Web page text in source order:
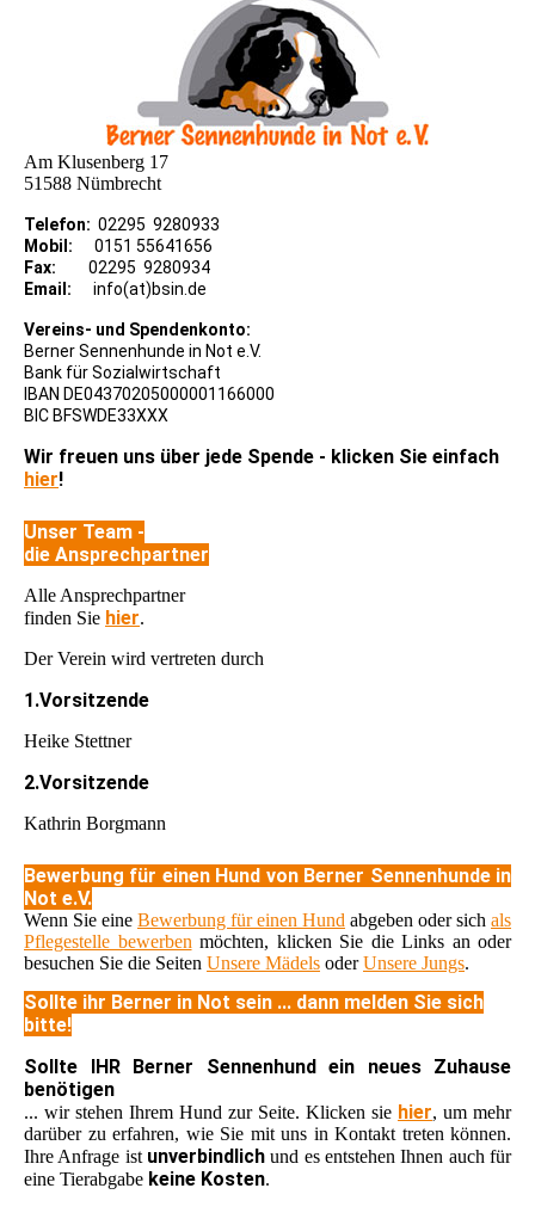
Am Klusenberg 17
51588 Nümbrecht
Telefon: 02295 9280933
Mobil: 0151 55641656
Fax:
02295 9280934
Email: info(at)bsin.de
Vereins- und Spendenkonto:
Berner Sennenhunde in Not e.V.
Bank für Sozialwirtschaft
IBAN DE04370205000001166000
BIC BFSWDE33XXX
Wir freuen uns über jede Spende - klicken Sie einfach
hier!
Unser Team -
die Ansprechpartner
Alle Ansprechpartner
finden Sie hier.
Der Verein wird vertreten durch
1.Vorsitzende
Heike Stettner
2.Vorsitzende
Kathrin Borgmann
Bewerbung für einen Hund von Berner Sennenhunde in
Not e.V.
Wenn Sie eine Bewerbung für einen Hund abgeben oder sich als
Pflegestelle bewerben möchten, klicken Sie die Links an oder
besuchen Sie die Seiten Unsere Mädels oderUnsere Jungs.
Sollte ihr Berner in Not sein ... dann melden Sie sich
bitte!
Sollte IHR Berner Sennenhund ein neues Zuhause
benötigen
... wir stehen Ihrem Hund zur Seite. Klicken sie hier, um mehr
darüber zu erfahren, wie Sie mit uns in Kontakt treten können.
Ihre Anfrage ist unverbindlich und es entstehen Ihnen auch für
eine Tierabgabe keine Kosten.